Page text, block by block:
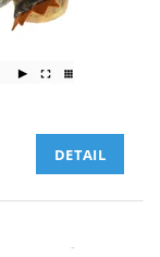
DETAIL